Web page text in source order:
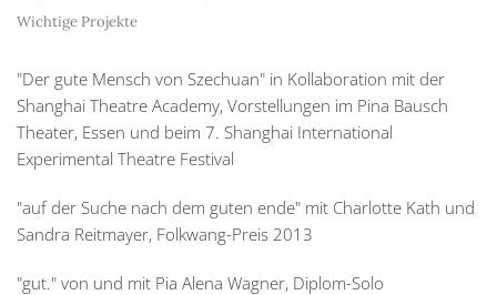
Wichtige Projekte
"Der gute Mensch von Szechuan" in Kollaboration mit der
Shanghai Theatre Academy, Vorstellungen im Pina Bausch
Theater, Essen und beim 7. Shanghai International
Experimental Theatre Festival
"auf der Suche nach dem guten ende" mit Charlotte Kath und
Sandra Reitmayer, Folkwang-Preis 2013
"gut." von und mit Pia Alena Wagner, Diplom-Solo